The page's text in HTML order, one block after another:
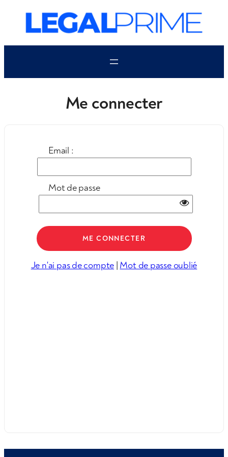
contenu
Me connecter
Email :
Mot de passe
Je n'ai pas de compte | Mot de passe oublié